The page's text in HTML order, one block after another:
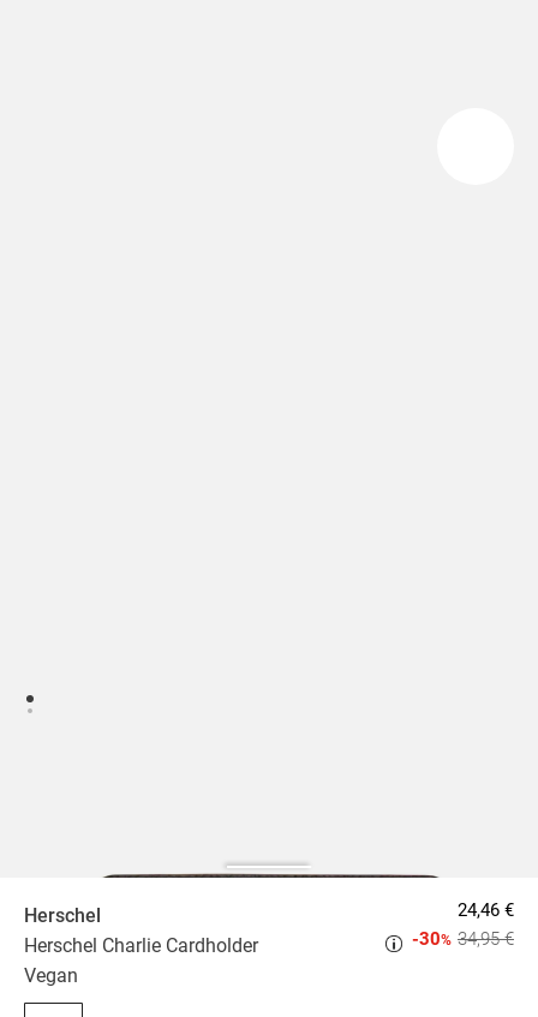
Herschel
Herschel Charlie Cardholder
Vegan
24,46 €
34,95 €
-30%